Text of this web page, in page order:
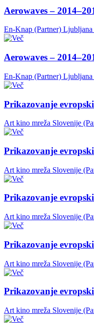
Aerowaves –
En-Knap (Partner) Ljubljana
Aerowaves –
En-Knap (Partner) Ljubljana
Prikazovanje
Art kino mreža Slovenije
Prikazovanje
Art kino mreža Slovenije
Prikazovanje
Art kino mreža Slovenije
Prikazovanje
Art kino mreža Slovenije
Prikazovanje
Art kino mreža Slovenije